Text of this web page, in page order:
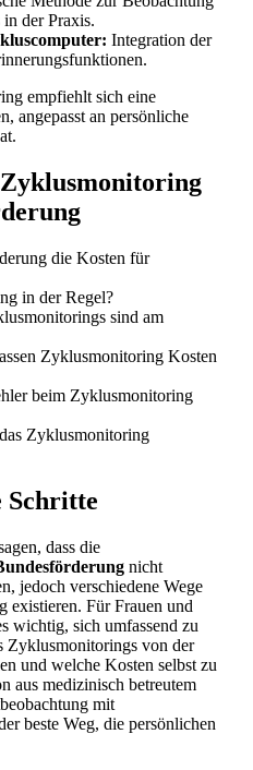
der Praxis.
Integration der
empfiehlt sich eine
angepasst an persönliche
die Kosten für
in der Regel?
sind am
Zyklusmonitoring Kosten
beim Zyklusmonitoring
Zyklusmonitoring
Schritte
dass die
nicht
jedoch verschiedene Wege
existieren. Für Frauen und
wichtig, sich umfassend zu
Zyklusmonitorings von der
und welche Kosten selbst zu
aus medizinisch betreutem
mit
beste Weg, die persönlichen